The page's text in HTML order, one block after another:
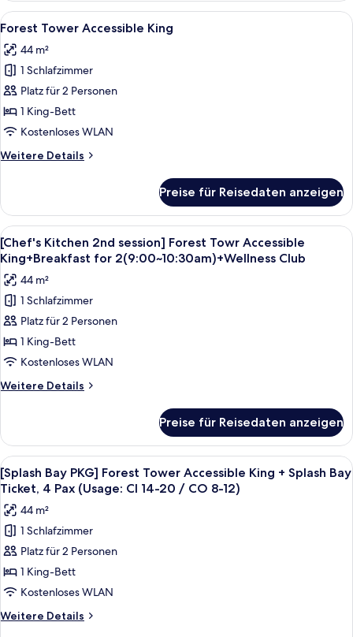
BayTicket,4Pax(CI
DayOnly)
anzeigen
PKG]
Forest
Business
Deluxe
Queen(NoView)+Splash
BayTicket,4Pax(CI
DayOnly)
Alle
Fotos
für
Forest
Tower
Accessible
King
Ein modernes Hotelzimmer mit
5
Forest Tower Accessible King
44 m²
1 Schlafzimmer
Platz für 2 Personen
1 King-Bett
Kostenloses WLAN
Weitere Details
Weitere
Tower
Accessible
King
Preise für Reisedaten anzeigen
Alle
Fotos
für
[Chef's
Kitchen
2nd
session]
Forest
Towr
Accessible
for
2(9:00~10:30am)+Wellness
Club
anzeigen
Ein modernes Hotelzimmer mit
5
[Chef's Kitchen 2nd session] Forest Towr Accessible
King+Breakfast for 2(9:00~10:30am)+Wellness Club
44 m²
1 Schlafzimmer
Platz für 2 Personen
1 King-Bett
Kostenloses WLAN
Weitere Details
Weitere
Kitchen
2nd
session]
Forest
Accessible
King+Breakfast
for
2(9:00~10:30am)+Wellness
Club
Preise für Reisedaten anzeigen
Alle
Fotos
für
[Splash
Bay
PKG]
Forest
Tower
Accessible
King
Ein modernes Hotelzimmer mit
5
[Splash Bay PKG] Forest Tower Accessible King + Splash Bay
Ticket, 4 Pax (Usage: CI 14-20 / CO 8-12)
44 m²
1 Schlafzimmer
Platz für 2 Personen
1 King-Bett
Kostenloses WLAN
Weitere Details
Weitere